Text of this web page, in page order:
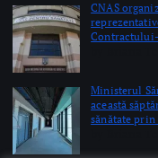
by Briana
Copyright © 2026 Ro